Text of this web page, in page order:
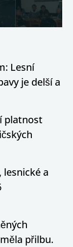
Lesní
je delší a
platnost
lesnické a
přilbu.